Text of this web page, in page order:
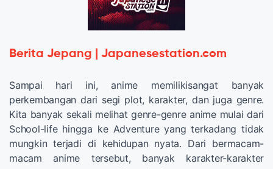
Berita Jepang | Japanesestation.com
Sampai hari ini, anime memilikisangat banyak
perkembangan dari segi plot, karakter, dan juga genre.
Kita banyak sekali melihat genre-genre anime mulai dari
School-life hingga ke Adventure yang terkadang tidak
mungkin terjadi di kehidupan nyata. Dari bermacam-
macam anime tersebut, banyak karakter-karakter